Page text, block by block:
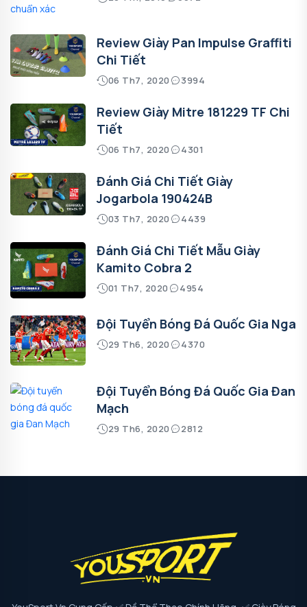
Review Giày Pan Impulse Graffiti
Chi Tiết
06 Th7, 2020 3994
Review Giày Mitre 181229 TF Chi
Tiết
06 Th7, 2020 4301
Đánh Giá Chi Tiết Giày
Jogarbola 190424B
03 Th7, 2020 4439
Đánh Giá Chi Tiết Mẫu Giày
Kamito Cobra 2
01 Th7, 2020 4954
Đội Tuyển Bóng Đá Quốc Gia Nga
29 Th6, 2020 4370
Đội Tuyển Bóng Đá Quốc Gia Đan
Mạch
29 Th6, 2020 2812